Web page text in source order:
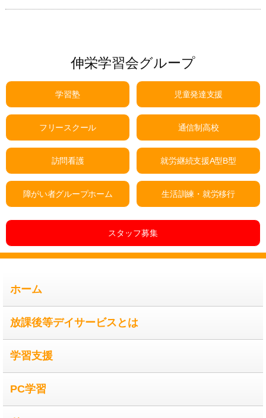
伸栄学習会グループ
学習塾 児童発達支援
フリースクール 通信制高校
訪問看護 就労継続支援A型B型
障がい者グループホーム 生活訓練・就労移行
スタッフ募集
ホーム
放課後等デイサービスとは
学習支援
PC学習